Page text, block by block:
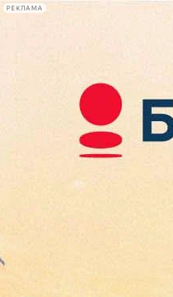
РЕКЛАМА
Сегодня:
2026.08.07
16:14
Афиша Plus